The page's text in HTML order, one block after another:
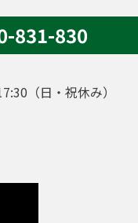
831-830
（日・祝休み）